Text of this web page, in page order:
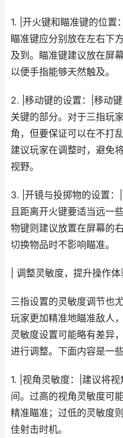
1. |开火键和瞄准键的位置
瞄准键应分别放在左右下
及到。瞄准键建议放在屏
以便手指能够天然触及。
2. |移动键的设置：|移动
关键的部分。对于三指玩
角，但要保证可以在不打
建议玩家在调整时，避免
视野。
3. |开镜与投掷物的设置
且距离开火键要适当远一
物键则建议放置在屏幕的
切换物品时不影响瞄准。
| 调整灵敏度，提升操作体
三指设置的灵敏度调节也
玩家更加精准地瞄准敌人
灵敏度设置可能略有差异
进行调整。下面内容是一
1. |视角灵敏度：|建议将
间。过高的视角灵敏度可
精准瞄准；过低的灵敏度
佳射击时机。